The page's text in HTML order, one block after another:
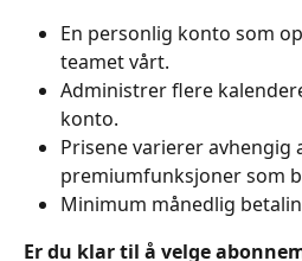
En personlig konto som
teamet vårt.
Administrer flere
konto.
Prisene varierer avhengig
premiumfunksjoner som
Minimum månedlig
Er du klar til å velge